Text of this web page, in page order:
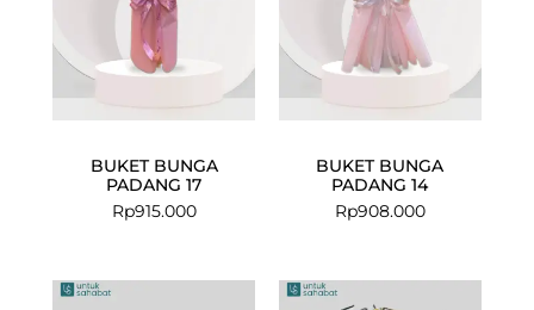
BUKET BUNGA
PADANG 17
Rp915.000
BUKET BUNGA
PADANG 14
Rp908.000